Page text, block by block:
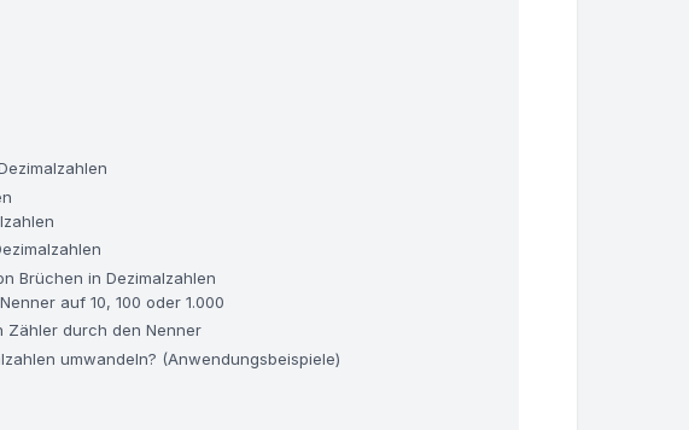
Brüchen in Dezimalzahlen
auf 10, 100 oder 1.000
Zähler durch den Nenner
umwandeln? (Anwendungsbeispiele)